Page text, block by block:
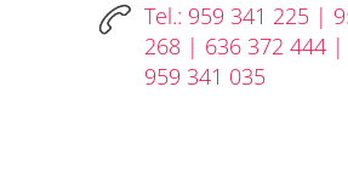
Tel.: 959 341 225 |
268 | 636 372 444 |
959 341 035